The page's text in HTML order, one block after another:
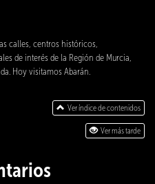
calles, centros históricos,
de interés de la Región de Murcia,
Hoy visitamos Abarán.
Ver índice de contenidos
Ver más tarde